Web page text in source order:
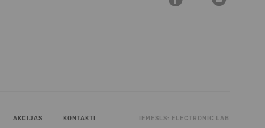
AKCIJAS KONTAKTI IEMESLS: ELECTRONIC LAB